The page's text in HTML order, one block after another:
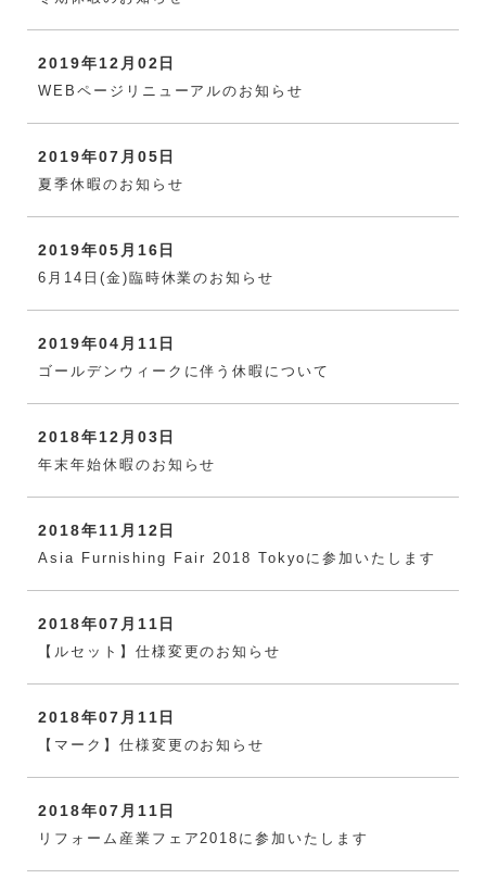
2019年12月02日
WEBページリニューアルのお知らせ
2019年07月05日
夏季休暇のお知らせ
2019年05月16日
6月14日(金)臨時休業のお知らせ
2019年04月11日
ゴールデンウィークに伴う休暇について
2018年12月03日
年末年始休暇のお知らせ
2018年11月12日
Asia Furnishing Fair 2018 Tokyoに参加いたします
2018年07月11日
【ルセット】仕様変更のお知らせ
2018年07月11日
【マーク】仕様変更のお知らせ
2018年07月11日
リフォーム産業フェア2018に参加いたします